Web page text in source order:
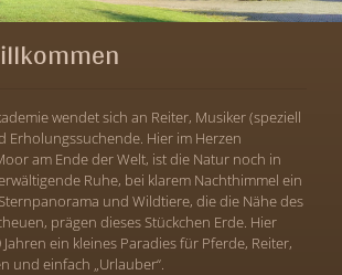
wendet sich an Reiter, Musiker (speziell
Erholungssuchende. Hier im Herzen
am Ende der Welt, ist die Natur noch in
Ruhe, bei klarem Nachthimmel ein
und Wildtiere, die die Nähe des
prägen dieses Stückchen Erde. Hier
ein kleines Paradies für Pferde, Reiter,
und einfach „Urlauber“.